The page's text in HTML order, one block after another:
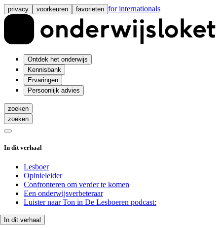
privacy voorkeuren favorieten for internationals
Ontdek het onderwijs
Kennisbank
Ervaringen
Persoonlijk advies
zoeken
zoeken
In dit verhaal
Lesboer
Opinieleider
Confronteren om verder te komen
Een onderwijsverbeteraar
Luister naar Ton in De Lesboeren podcast:
In dit verhaal